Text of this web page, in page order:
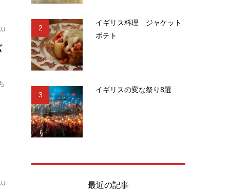
2
イギリス料理 ジャケット
ポテト
3
イギリスの変な祭り8選
最近の記事